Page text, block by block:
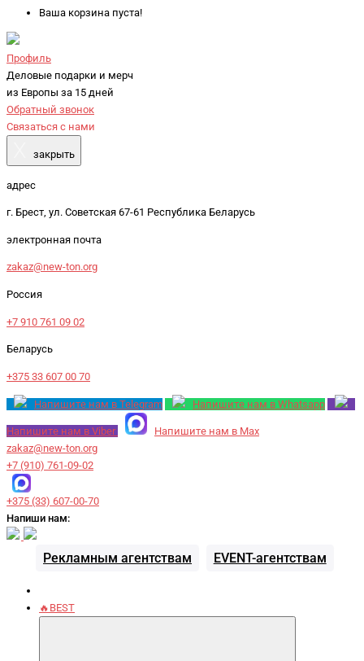
Ваша корзина пуста!
Профиль
Деловые подарки и мерч
из Европы за 15 дней
Обратный звонок
Связаться с нами
закрыть
адрес
г. Брест, ул. Советская 67-61 Республика Беларусь
электронная почта
zakaz@new-ton.org
Россия
+7 910 761 09 02
Беларусь
+375 33 607 00 70
Напишите нам в Telegram Напишите нам в Whatsapp
Напишите нам в Viber
Напишите нам в Max
zakaz@new-ton.org
+7 (910) 761-09-02
+375 (33) 607-00-70
Напиши нам:
Рекламным агентствам EVENT-агентствам
🔥BEST